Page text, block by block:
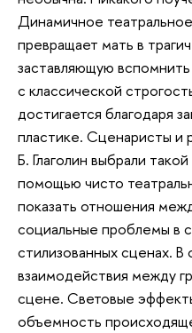
Динамичное
превращает мать в
заставляющую
с классической
достигается благодаря
пластике. Сценаристы
Б. Глаголин выбрали
помощью чисто
показать отношения
социальные проблемы в
стилизованных сценах. В
взаимодействия между
сцене. Световые
объемность